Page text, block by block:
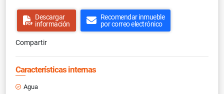
Descargar
información
Recomendar inmueble
por correo electrónico
Compartir
Características internas
Agua